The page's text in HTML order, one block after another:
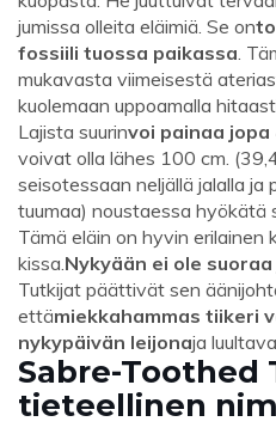
jumissa olleita eläimiä. Se on
fossiili tuossa paikassa.
mukavasta viimeisestä
kuolemaan uppoamalla
Lajista suurinvoi painaa jopa
voivat olla lähes 100 cm.
seisotessaan neljällä jalalla ja
tuumaa) noustaessa hyökätä
Tämä eläin on hyvin erilainen
kissa.Nykyään ei ole
Tutkijat päättivät sen
ettämiekkahammas tiikeri
nykypäivän leijonaja
Sabre-Toothed
tieteellinen